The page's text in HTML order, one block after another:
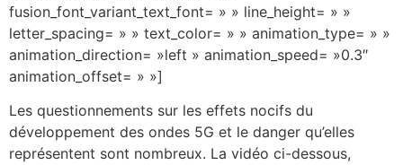
fusion_font_variant_text_font= » » line_height= » »
letter_spacing= » » text_color= » » animation_type= » »
animation_direction= »left » animation_speed= »0.3″
animation_offset= » »]
Les questionnements sur les effets nocifs du
développement des ondes 5G et le danger qu’elles
représentent sont nombreux. La vidéo ci-dessous,